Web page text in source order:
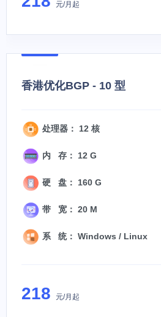
元/月起
香港优化BGP - 10 型
处理器： 12 核
内 存： 12 G
硬 盘： 160 G
带 宽： 20 M
系 统： Windows / Linux
218 元/月起